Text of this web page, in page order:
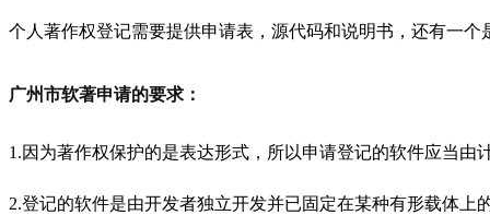
个人著作权登记需要提供申请表，源代码和说明书，还有一个
广州市软著申请的要求：
1.因为著作权保护的是表达形式，所以申请登记的软件应当
2.登记的软件是由开发者独立开发并已固定在某种有形载体上